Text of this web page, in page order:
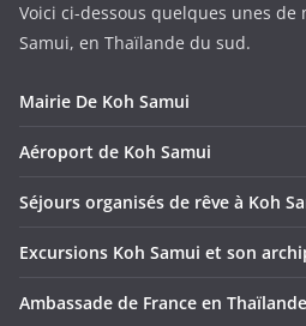
Voici ci-dessous quelques unes de
Samui, en Thaïlande du sud.
Mairie De Koh Samui
Aéroport de Koh Samui
Séjours organisés de rêve à Koh
Excursions Koh Samui et son
Ambassade de France en Thaïlande